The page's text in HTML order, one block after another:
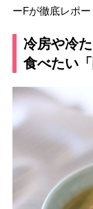
ーFが徹底レポー
冷房や冷
食べたい「